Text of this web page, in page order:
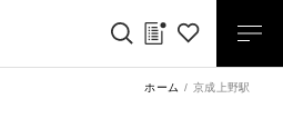
ホーム 京成上野駅